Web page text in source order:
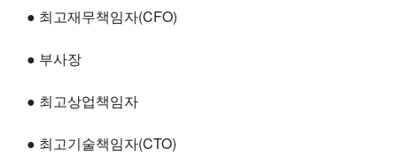
● 최고재무책임자(CFO)
● 부사장
● 최고상업책임자
● 최고기술책임자(CTO)